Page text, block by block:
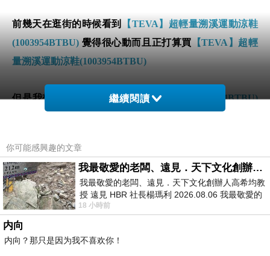
前幾天在逛街的時候看到
【TEVA】超輕量溯溪運動涼鞋
(1003954BTBU) 覺得很心動而且正打算買 【TEVA】超輕
量溯溪運動涼鞋(1003954BTBU)
但是我想
【TEVA】超輕量溯溪運動涼鞋(1003954BTBU)
不用等店家開門也不用看店員臉色
繼續閱讀
你可能感興趣的文章
我最敬愛的老闆、遠見．天下文化創辦人高希均教授
我最敬愛的老闆、遠見．天下文化創辦人高希均教
授 遠見 HBR 社長楊瑪利 2026.08.06 我最敬愛的
老闆、遠見．天下文化創辦人高希均教
18 小時前
内向
内向？那只是因为我不喜欢你！